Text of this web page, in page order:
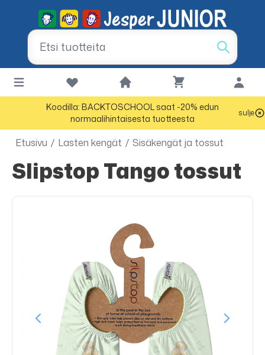
Koodilla: BACKTOSCHOOL saat -20% edun
normaalihintaisesta tuotteesta
sulje
Etusivu / Lasten kengät / Sisäkengät ja tossut
Slipstop Tango tossut